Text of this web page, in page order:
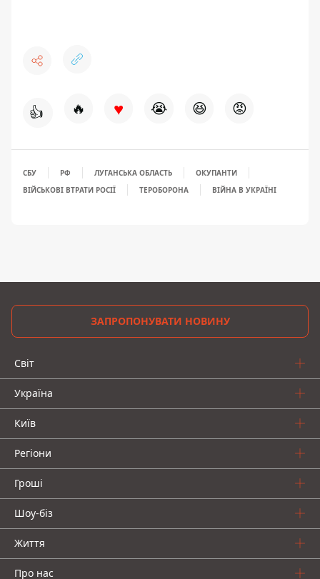
👍 🔥 ♥ 😭 😆 😡
СБУ РФ ЛУГАНСЬКА ОБЛАСТЬ
ОКУПАНТИ
ВІЙСЬКОВІ ВТРАТИ РОСІЇ
ТЕРОБОРОНА ВІЙНА В УКРАЇНІ
ЗАПРОПОНУВАТИ НОВИНУ
Світ
Україна
Київ
Регіони
Гроші
Шоу-біз
Життя
Про нас